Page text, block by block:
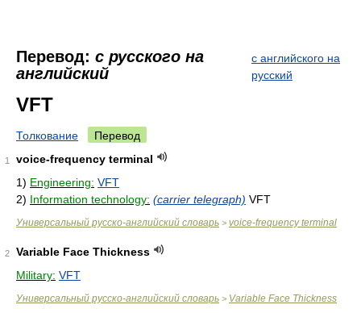
Перевод: с русского на
английский
с английского на
русский
VFT
Толкование Перевод
1
voice-frequency terminal
1) Engineering: VFT
2) Information technology: (carrier telegraph) VFT
Универсальный русско-английский словарь > voice-frequency terminal
2
Variable Face Thickness
Military: VFT
Универсальный русско-английский словарь > Variable Face Thickness